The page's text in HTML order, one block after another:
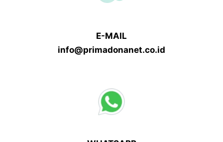
E-MAIL
info@primadonanet.co.id